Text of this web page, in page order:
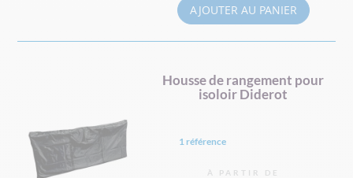
AJOUTER AU PANIER
Housse de rangement pour
isoloir Diderot
1 référence
À PARTIR DE